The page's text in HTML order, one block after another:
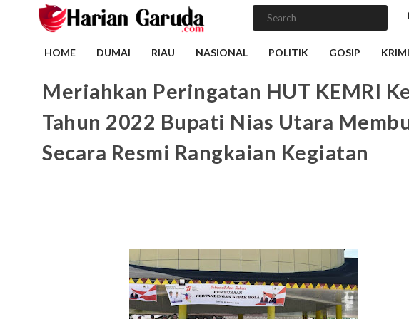
HOME DUMAI RIAU NASIONAL POLITIK GOSIP
Meriahkan Peringatan HUT KEMRI
Tahun 2022 Bupati Nias Utara
Secara Resmi Rangkaian Kegiatan